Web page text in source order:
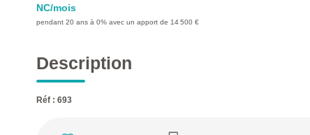
NC/mois
pendant 20 ans à 0% avec un apport de 14 500 €
Description
Réf : 693